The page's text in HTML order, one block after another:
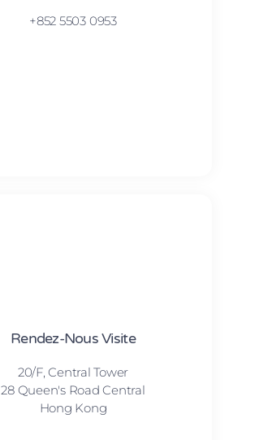
+852 5503 0953
Rendez-Nous Visite
20/F, Central Tower
28 Queen's Road Central
Hong Kong